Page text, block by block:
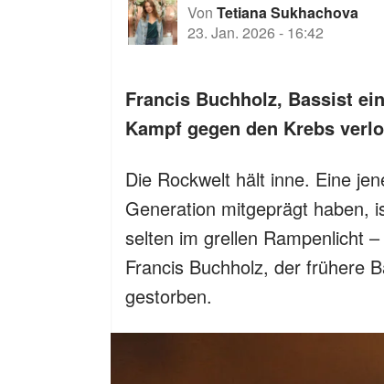
Von Tetiana Sukhachova
23. Jan. 2026 - 16:42
Francis Buchholz, Bassist
Kampf gegen den Krebs
Die Rockwelt hält inne. Eine
Generation mitgeprägt haben,
selten im grellen Rampenlicht
Francis Buchholz, der frühere
gestorben.